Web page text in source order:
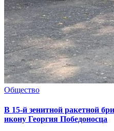
Общество
В 15-й зенитной ракетной
икону Георгия Победоносца